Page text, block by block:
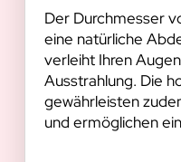
Der Durchmesser
eine natürliche
verleiht Ihren
Ausstrahlung. Die
gewährleisten
und ermöglichen